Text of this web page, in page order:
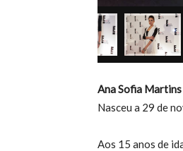
Ana Sofia Martins
Nasceu a 29 de
Aos 15 anos de